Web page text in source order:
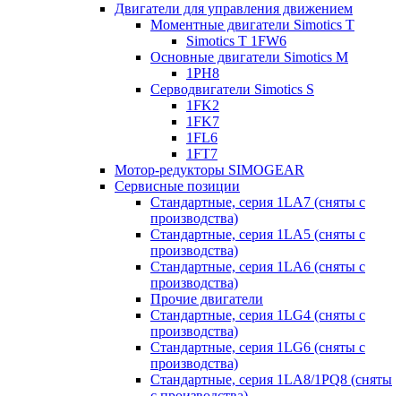
Двигатели для управления движением
Моментные двигатели Simotics T
Simotics T 1FW6
Основные двигатели Simotics M
1PH8
Серводвигатели Simotics S
1FK2
1FK7
1FL6
1FT7
Мотор-редукторы SIMOGEAR
Сервисные позиции
Стандартные, серия 1LA7 (сняты с
производства)
Стандартные, серия 1LA5 (сняты с
производства)
Стандартные, серия 1LA6 (сняты с
производства)
Прочие двигатели
Стандартные, серия 1LG4 (сняты с
производства)
Стандартные, серия 1LG6 (сняты с
производства)
Стандартные, серия 1LA8/1PQ8 (сняты